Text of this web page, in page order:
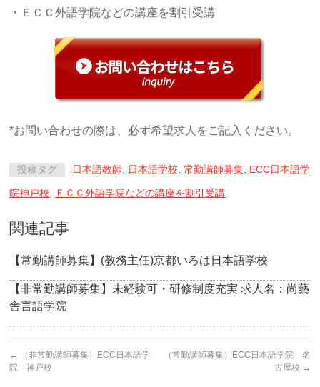
・ＥＣＣ外語学院などの講座を割引受講
*お問い合わせの際は、必ず希望求人をご記入ください。
投稿タグ 日本語教師, 日本語学校,常勤講師募集, ECC日本語学
院神戸校, ＥＣＣ外語学院などの講座を割引受講
関連記事
【常勤講師募集】(教務主任)京都いろは日本語学校
【非常勤講師募集】未経験可・研修制度充実 求人名：尚藝
舎言語学院
←
（非常勤講師募集）ECC日本語学
院 神戸校
（常勤講師募集）ECC日本語学院 名
古屋校 →